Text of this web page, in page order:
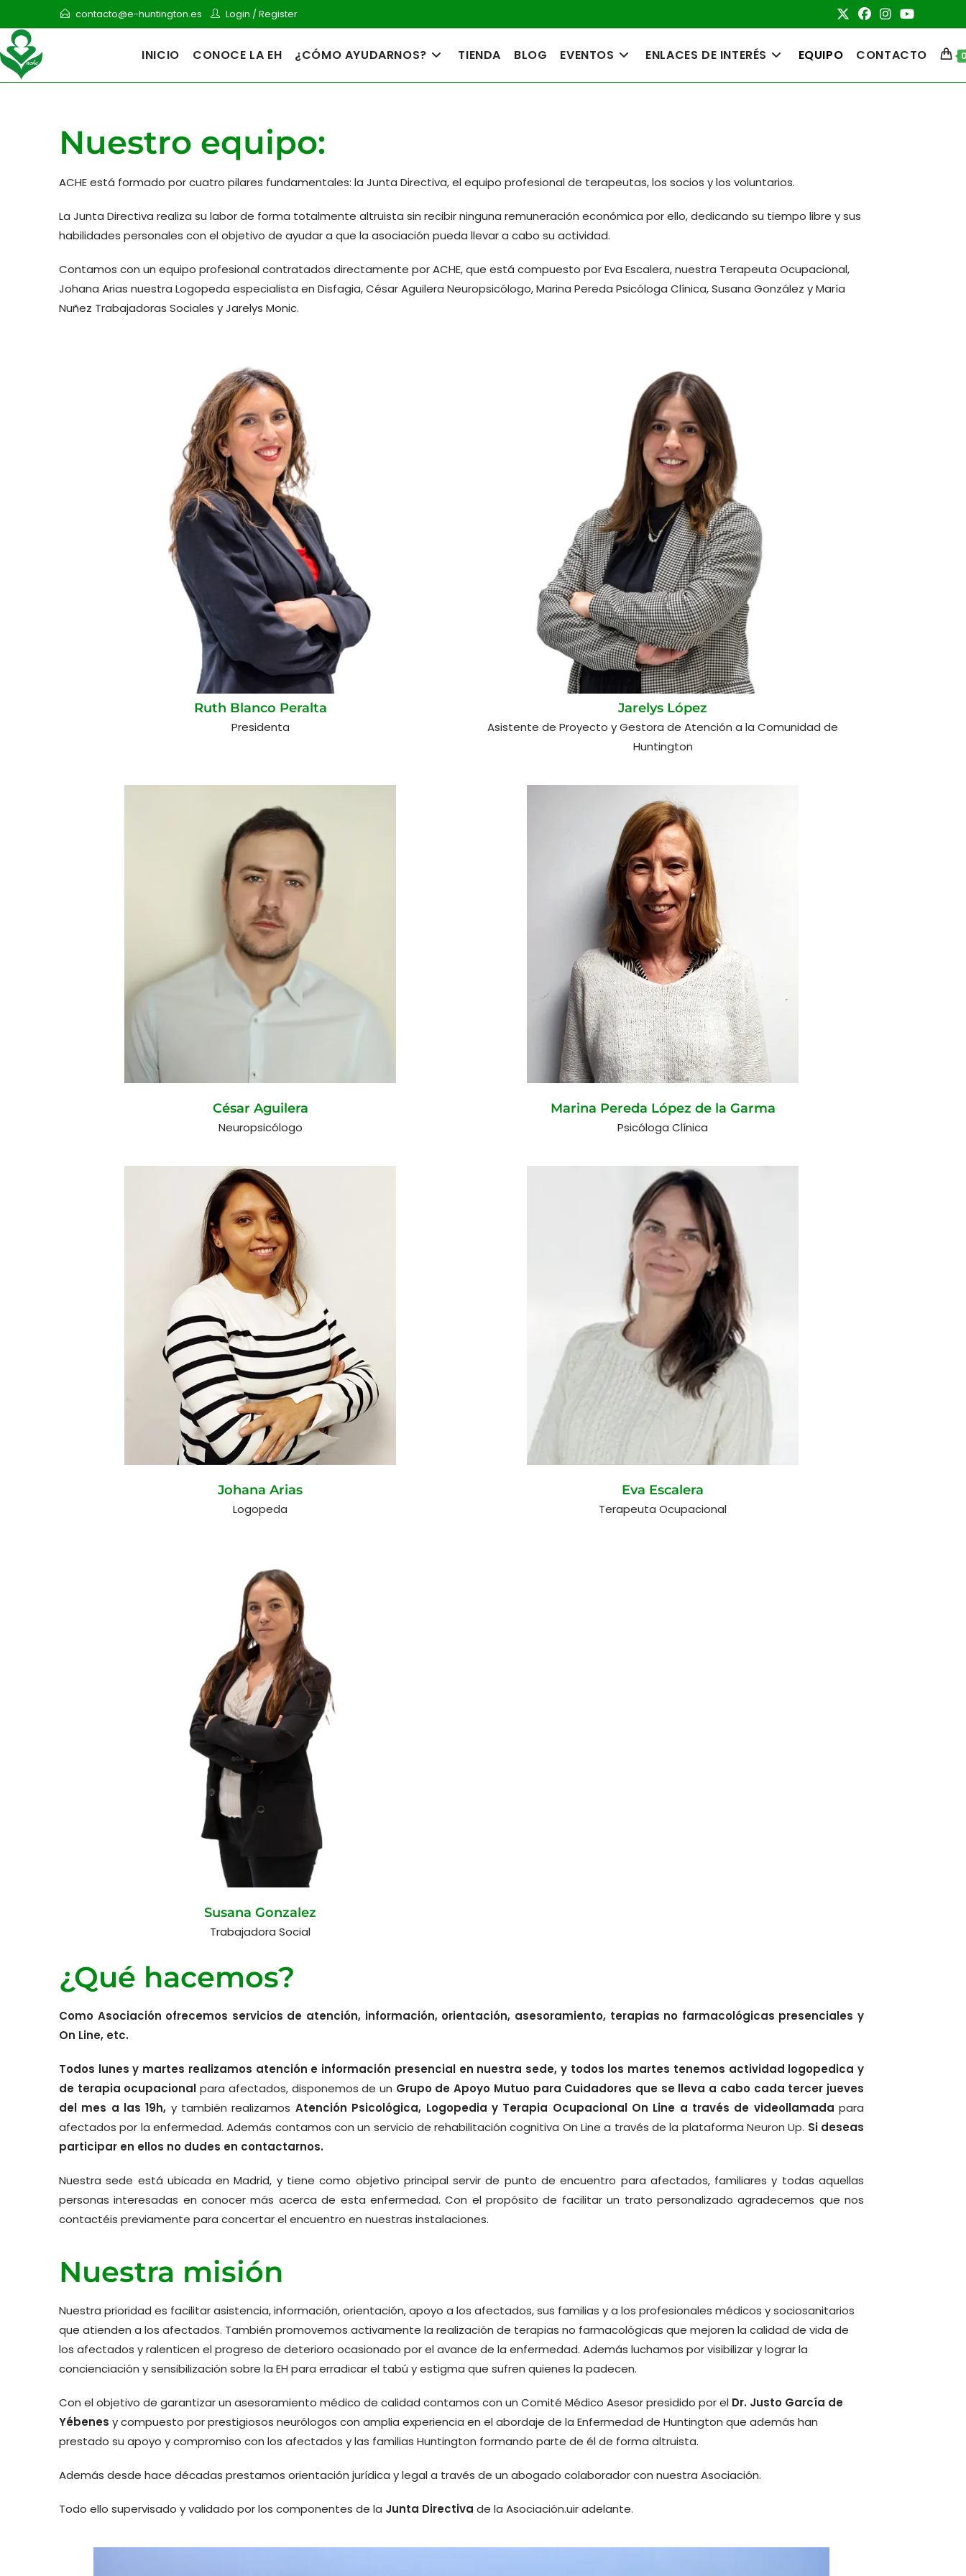
contacto@e-huntington.es Login /Register
INICIO CONOCE LA EH ¿CÓMO AYUDARNOS? TIENDA BLOG EVENTOS ENLACES DE INTERÉS EQUIPO CONTACTO 0
Nuestro equipo:
ACHE está formado por cuatro pilares fundamentales: la Junta Directiva, el equipo profesional de terapeutas, los socios y los voluntarios.
La Junta Directiva realiza su labor de forma totalmente altruista sin recibir ninguna remuneración económica por ello, dedicando su tiempo libre y sus
habilidades personales con el objetivo de ayudar a que la asociación pueda llevar a cabo su actividad.
Contamos con un equipo profesional contratados directamente por ACHE, que está compuesto por Eva Escalera, nuestra Terapeuta Ocupacional,
Johana Arias nuestra Logopeda especialista en Disfagia, César Aguilera Neuropsicólogo, Marina Pereda Psicóloga Clínica, Susana González y María
Nuñez Trabajadoras Sociales y Jarelys Monic.
Ruth Blanco Peralta
Presidenta
Jarelys López
Asistente de Proyecto y Gestora de Atención a la Comunidad de
Huntington
César Aguilera
Neuropsicólogo
Marina Pereda López de la Garma
Psicóloga Clínica
Johana Arias
Logopeda
Eva Escalera
Terapeuta Ocupacional
Susana Gonzalez
Trabajadora Social
¿Qué hacemos?
Como Asociación ofrecemos servicios de atención, información, orientación, asesoramiento, terapias no farmacológicas presenciales y
On Line, etc.
Todos lunes y martes realizamos atención e información presencial en nuestra sede, y todos los martes tenemos actividad logopedica y
de terapia ocupacional para afectados, disponemos de un Grupo de Apoyo Mutuo para Cuidadores que se lleva a cabo cada tercer jueves
del mes a las 19h, y también realizamos Atención Psicológica, Logopedia y Terapia Ocupacional On Line a través de videollamada para
afectados por la enfermedad. Además contamos con un servicio de rehabilitación cognitiva On Line a través de la plataformaNeuron Up. Si deseas
participar en ellos no dudes en contactarnos.
Nuestra sede está ubicada en Madrid, y tiene como objetivo principal servir de punto de encuentro para afectados, familiares y todas aquellas
personas interesadas en conocer más acerca de esta enfermedad. Con el propósito de facilitar un trato personalizado agradecemos que nos
contactéis previamente para concertar el encuentro en nuestras instalaciones.
Nuestra misión
Nuestra prioridad es facilitar asistencia, información, orientación, apoyo a los afectados, sus familias y a los profesionales médicos y sociosanitarios
que atienden a los afectados. También promovemos activamente la realización de terapias no farmacológicas que mejoren la calidad de vida de
los afectados y ralenticen el progreso de deterioro ocasionado por el avance de la enfermedad. Además luchamos por visibilizar y lograr la
concienciación y sensibilización sobre la EH para erradicar el tabú y estigma que sufren quienes la padecen.
Con el objetivo de garantizar un asesoramiento médico de calidad contamos con un Comité Médico Asesor presidido por el Dr. Justo García de
Yébenes y compuesto por prestigiosos neurólogos con amplia experiencia en el abordaje de la Enfermedad de Huntington que además han
prestado su apoyo y compromiso con los afectados y las familias Huntington formando parte de él de forma altruista.
Además desde hace décadas prestamos orientación jurídica y legal a través de un abogado colaborador con nuestra Asociación.
Todo ello supervisado y validado por los componentes de la Junta Directiva de la Asociación.uir adelante.